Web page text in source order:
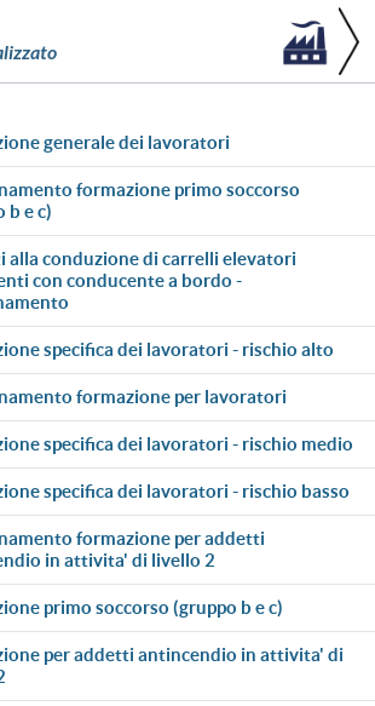
generale dei lavoratori
b e c)
con conducente a bordo -
specifica dei lavoratori - rischio alto
formazione per lavoratori
specifica dei lavoratori - rischio medio
specifica dei lavoratori - rischio basso
in attivita' di livello 2
primo soccorso (gruppo b e c)